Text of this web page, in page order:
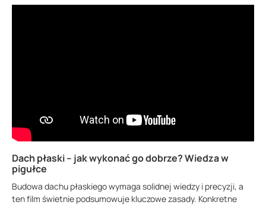
Dach płaski – jak wykonać go dobrze? Wiedza w
pigułce
Budowa dachu płaskiego wymaga solidnej wiedzy i precyzji, a
ten film świetnie podsumowuje kluczowe zasady. Konkretne